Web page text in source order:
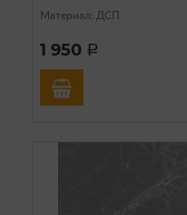
Материал: ДСП
1 950 a